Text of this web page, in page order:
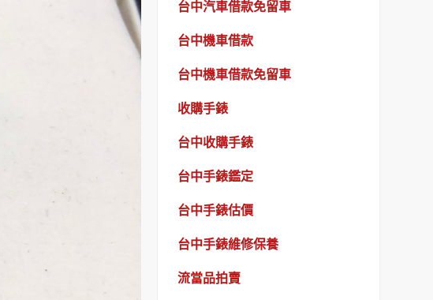
台中汽車借款免留車
台中機車借款
台中機車借款免留車
收購手錶
台中收購手錶
台中手錶鑑定
台中手錶估價
台中手錶維修保養
流當品拍賣